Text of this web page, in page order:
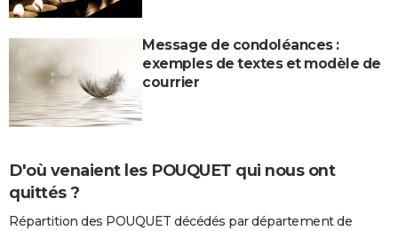
Message de condoléances :
exemples de textes et modèle de
courrier
D'où venaient les POUQUET qui nous ont
quittés ?
Répartition des POUQUET décédés par département de